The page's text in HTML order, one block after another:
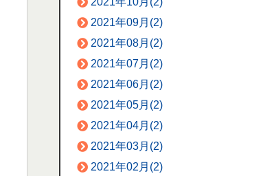
2021年09月(2)
2021年08月(2)
2021年07月(2)
2021年06月(2)
2021年05月(2)
2021年04月(2)
2021年03月(2)
2021年02月(2)